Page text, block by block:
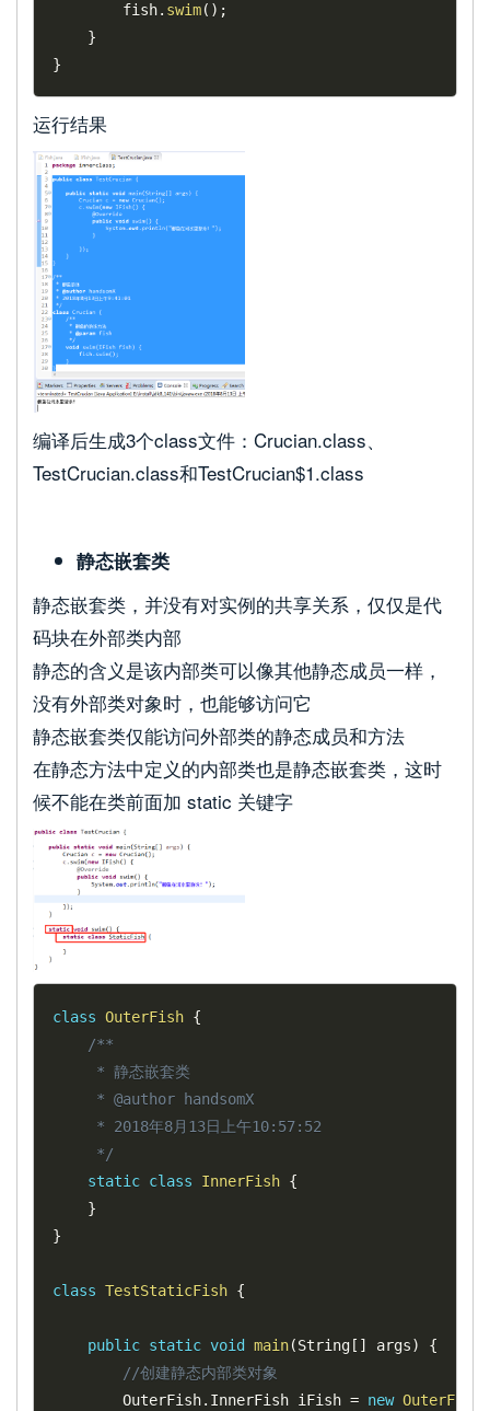
		fish
. swim( ) ;
}
}
运行结果
编译后生成3个class文件：Crucian.class、
TestCrucian.class和TestCrucian$1.class
静态嵌套类
静态嵌套类，并没有对实例的共享关系，仅仅是代
码块在外部类内部
静态的含义是该内部类可以像其他静态成员一样，
没有外部类对象时，也能够访问它
静态嵌套类仅能访问外部类的静态成员和方法
在静态方法中定义的内部类也是静态嵌套类，这时
候不能在类前面加 static 关键字
class OuterFish {
/**
	 */
static class InnerFish {
}
}
class TestStaticFish {
public static void main(String [ ] args)
{
//创建静态内部类对象
		OuterFish
. InnerFish iFish = new OuterFish